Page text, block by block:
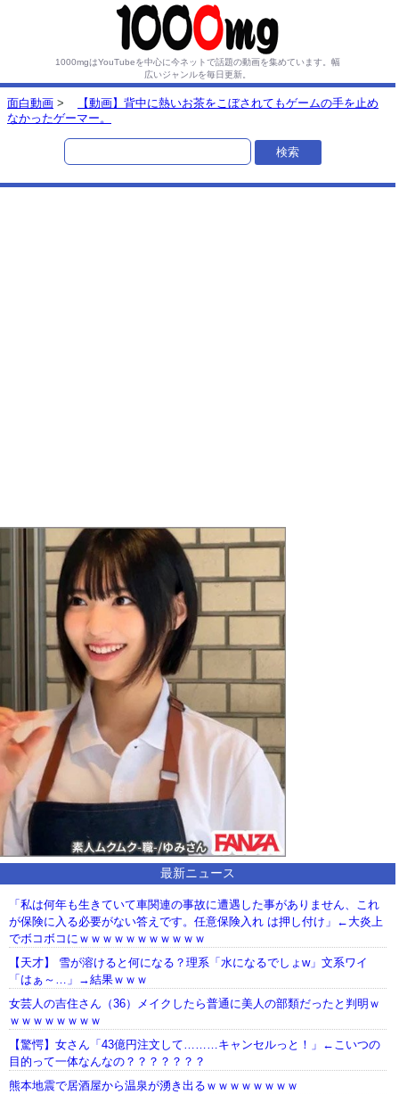
1000mgはYouTubeを中心に今ネットで話題の動画を集めています。 幅
広いジャンルを毎日更新。
面白動画 >
【動画】背中に熱いお茶をこぼされてもゲームの手を止め
なかったゲーマー。
最新ニュース
「私は何年も生きていて車関連の事故に遭遇した事がありません、これ
が保険に入る必要がない答えです。任意保険入れ は押し付け」←大炎上
でボコボコにｗｗｗｗｗｗｗｗｗｗｗ
【天才】 雪が溶けると何になる？理系「水になるでしょw」文系ワイ
「はぁ～…」→結果ｗｗｗ
女芸人の吉住さん（36）メイクしたら普通に美人の部類だったと判明ｗ
ｗｗｗｗｗｗｗｗ
【驚愕】女さん「43億円注文して………キャンセルっと！」←こいつの
目的って一体なんなの？？？？？？？
熊本地震で居酒屋から温泉が湧き出るｗｗｗｗｗｗｗｗ